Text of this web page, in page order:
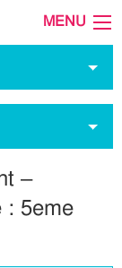
MENU
–
: 5eme